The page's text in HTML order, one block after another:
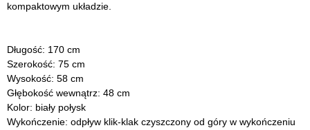
kompaktowym układzie.
Długość: 170 cm
Szerokość: 75 cm
Wysokość: 58 cm
Głębokość wewnątrz: 48 cm
Kolor: biały połysk
Wykończenie: odpływ klik-klak czyszczony od góry w wykończeniu